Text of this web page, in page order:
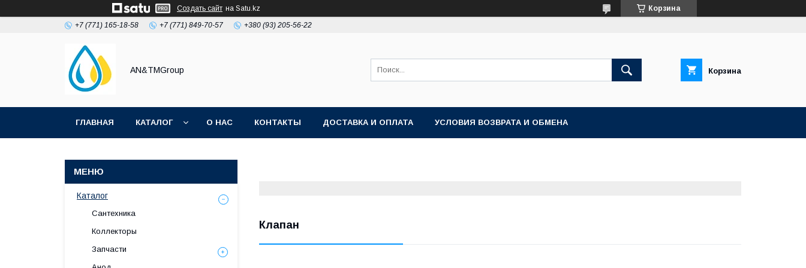
Создать сайт на Satu.kz Корзина
+7 (771) 165-18-58 +7 (771) 849-70-57 +380 (93) 205-56-22
AN&TMGroup Корзина
ГЛАВНАЯ КАТАЛОГ О НАС КОНТАКТЫ ДОСТАВКА И ОПЛАТА УСЛОВИЯ ВОЗВРАТА И ОБМЕНА
Клапан
Каталог
Сантехника
Коллекторы
Запчасти